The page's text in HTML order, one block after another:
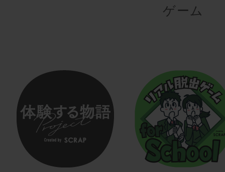
ゲーム